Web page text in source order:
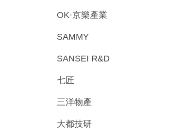
OK·京樂產業
SAMMY
SANSEI R&D
七匠
三洋物產
大都技研